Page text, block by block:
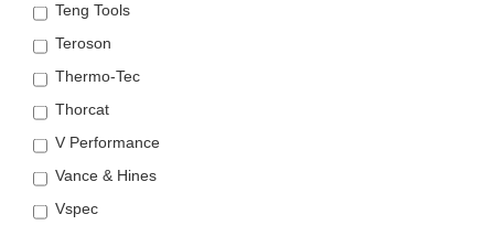
Teng Tools
Teroson
Thermo-Tec
Thorcat
V Performance
Vance & Hines
Vspec